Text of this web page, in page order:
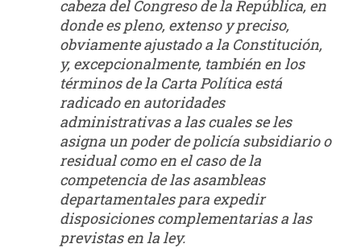
cabeza del Congreso de la República, en
donde es pleno, extenso y preciso,
obviamente ajustado a la Constitución,
y, excepcionalmente, también en los
términos de la Carta Política está
radicado en autoridades
administrativas a las cuales se les
asigna un poder de policía subsidiario o
residual como en el caso de la
competencia de las asambleas
departamentales para expedir
disposiciones complementarias a las
previstas en la ley.